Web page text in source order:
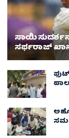
ಸಾಯಿ
ಸರ್ಫರಾಜ್